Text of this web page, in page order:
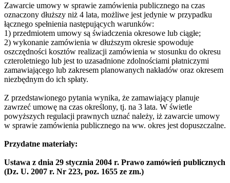
Zawarcie umowy w sprawie zamówienia publicznego na czas
oznaczony dłuższy niż 4 lata, możliwe jest jedynie w przypadku
łącznego spełnienia następujących warunków:
1) przedmiotem umowy są świadczenia okresowe lub ciągłe;
2) wykonanie zamówienia w dłuższym okresie spowoduje
oszczędności kosztów realizacji zamówienia w stosunku do okresu
czteroletniego lub jest to uzasadnione zdolnościami płatniczymi
zamawiającego lub zakresem planowanych nakładów oraz okresem
niezbędnym do ich spłaty.
Z przedstawionego pytania wynika, że zamawiający planuje
zawrzeć umowę na czas określony, tj. na 3 lata. W świetle
powyższych regulacji prawnych uznać należy, iż zawarcie umowy
w sprawie zamówienia publicznego na ww. okres jest dopuszczalne.
Przydatne materiały:
Ustawa z dnia 29 stycznia 2004 r. Prawo zamówień publicznych
(Dz. U. 2007 r. Nr 223, poz. 1655 ze zm.)